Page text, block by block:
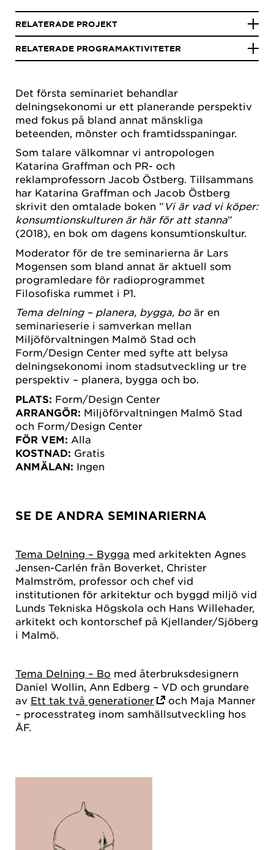
Det första seminariet behandlar
delningsekonomi ur ett planerande perspektiv
med fokus på bland annat mänskliga
beteenden, mönster och framtidsspaningar.
Som talare välkomnar vi antropologen
Katarina Graffman och PR- och
reklamprofessorn Jacob Östberg. Tillsammans
har Katarina Graffman och Jacob Östberg
skrivit den omtalade boken ” Vi är vad vi köper:
konsumtionskulturen är här för att stanna”
(2018), en bok om dagens konsumtionskultur.
Moderator för de tre seminarierna är Lars
Mogensen som bland annat är aktuell som
programledare för radioprogrammet
Filosofiska rummet i P1.
Tema delning – planera, bygga, boär en
seminarieserie i samverkan mellan
Miljöförvaltningen Malmö Stad och
Form/Design Center med syfte att belysa
delningsekonomi inom stadsutveckling ur tre
perspektiv – planera, bygga och bo.
PLATS: Form/Design Center
ARRANGÖR: Miljöförvaltningen Malmö Stad
och Form/Design Center
FÖR VEM: Alla
KOSTNAD: Gratis
ANMÄLAN: Ingen
SE DE ANDRA SEMINARIERNA
Tema Delning – Bygga med arkitekten Agnes
Jensen-Carlén från Boverket, Christer
Malmström, professor och chef vid
institutionen för arkitektur och byggd miljö vid
Lunds Tekniska Högskola och Hans Willehader,
arkitekt och kontorschef på Kjellander/Sjöberg
i Malmö.
Tema Delning – Bo med återbruksdesignern
Daniel Wollin, Ann Edberg – VD och grundare
av Ett tak två generationer
och Maja Manner
– processtrateg inom samhällsutveckling hos
ÅF.
RELATERADE PROJEKT
RELATERADE PROGRAMAKTIVITETER